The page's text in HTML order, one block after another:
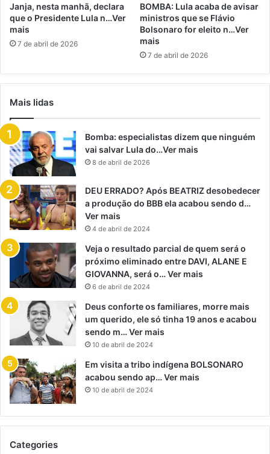
Janja, nesta manhã, declara
que o Presidente Lula n…Ver
mais
7 de abril de 2026
BOMBA: Lula acaba de avisar
ministros que se Flávio
Bolsonaro for eleito n…Ver
mais
7 de abril de 2026
Mais lidas
Bomba: especialistas dizem que ninguém
vai salvar Lula do…Ver mais
8 de abril de 2026
DEU ERRADO? Após BEATRIZ desobedecer
a produção do BBB ela acabou sendo d…
Ver mais
4 de abril de 2024
Veja o resultado parcial de quem será o
próximo eliminado entre DAVI, ALANE E
GIOVANNA, será o… Ver mais
6 de abril de 2024
Deus conforte os familiares, morre mais
um querido, ele só tinha 19 anos e acabou
sendo m… Ver mais
10 de abril de 2024
Em visita a tribo indígena BOLSONARO
acabou sendo ap… Ver mais
10 de abril de 2024
Categories